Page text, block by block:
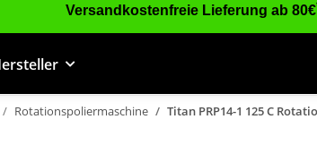
Versandkostenfreie Lieferung ab 80€
Rotationspoliermaschine Titan PRP14-1 125 C